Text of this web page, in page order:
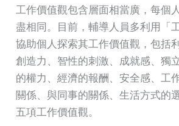
工作價值觀包含層面相當廣，每個
盡相同。目前，輔導人員多利用「
協助個人探索其工作價值觀，包括
創造力、智性的刺激、成就感、獨
的權力、經濟的報酬、安全感、工
關係、與同事的關係、生活方式的
五項工作價值觀。